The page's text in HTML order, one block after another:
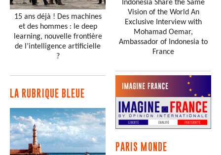
15 ans déjà ! Des machines
et des hommes : le deep
learning, nouvelle frontière
de l’intelligence artificielle
?
LA RUBRIQUE BLEUE
Indonesia Share the Same
Vision of the World An
Exclusive Interview with
Mohamad Oemar,
Ambassador of Indonesia to
France
PARIS MONDE